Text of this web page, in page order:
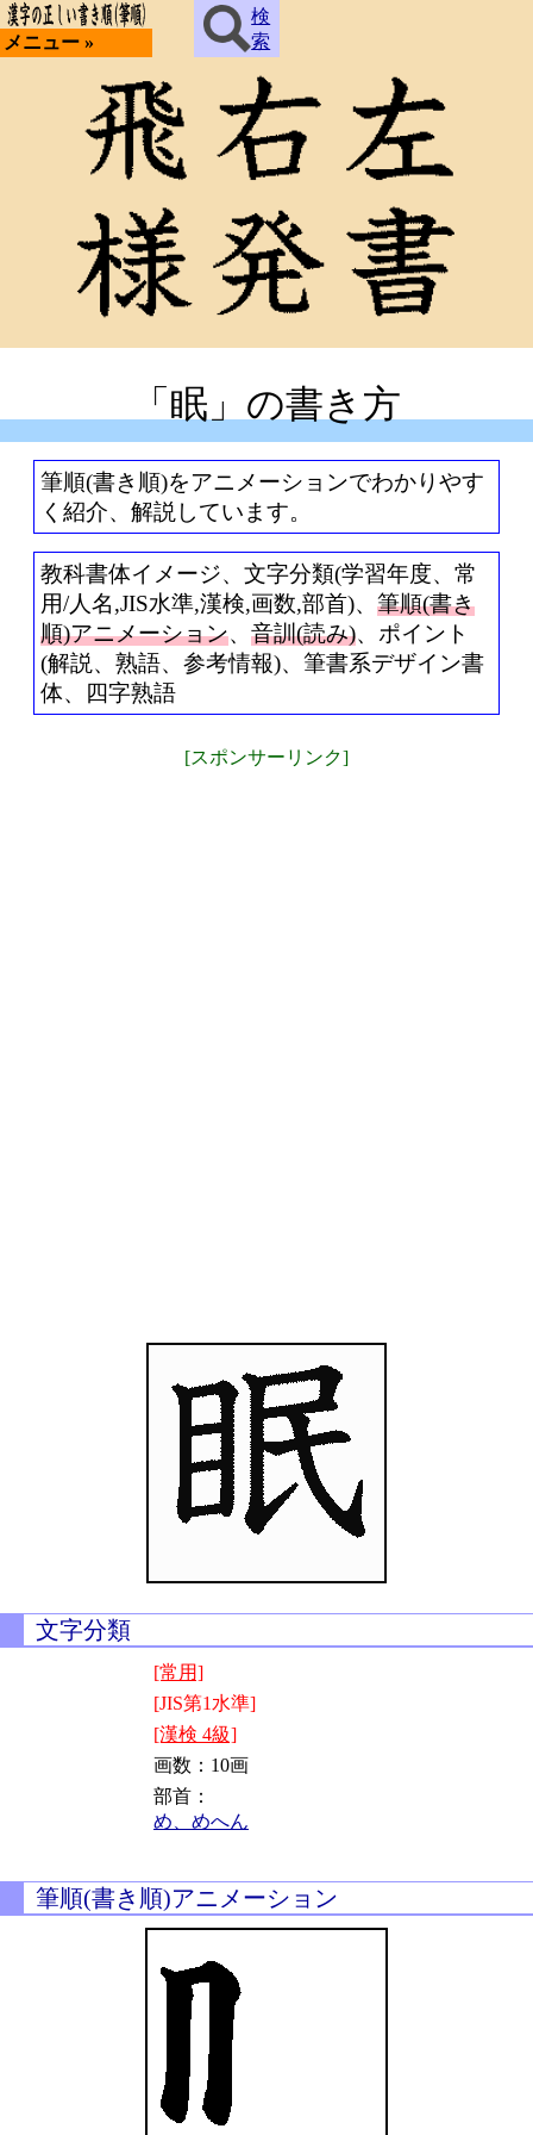
メニュー »
検
索
「眠」の書き方
筆順(書き順)をアニメーションでわかりやす
く紹介、解説しています。
教科書体イメージ、文字分類(学習年度、常
用/人名,JIS水準,漢検,画数,部首)、 筆順(書き
順)アニメーション、 音訓(読み)、ポイント
(解説、熟語、参考情報)、筆書系デザイン書
体、四字熟語
[スポンサーリンク]
文字分類
[常用]
[JIS第1水準]
[漢検 4級]
画数：10画
部首：
め、めへん
筆順(書き順)アニメーション